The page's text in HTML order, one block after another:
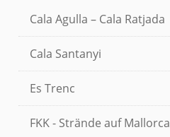
Cala Agulla – Cala Ratjada
Cala Santanyi
Es Trenc
FKK - Strände auf Mallorca